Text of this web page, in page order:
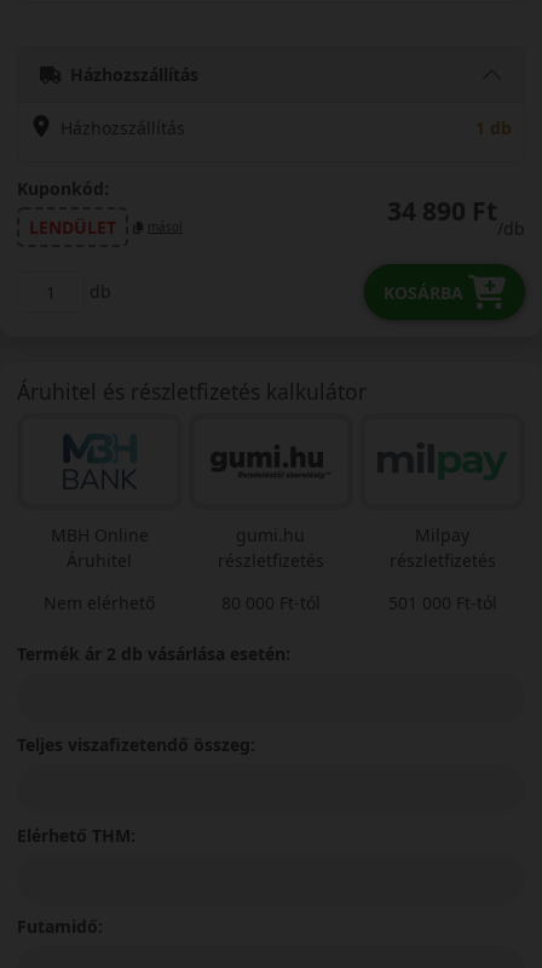
Házhozszállítás
Házhozszállítás 1 db
Kuponkód:
LENDÜLET
másol 34 890 Ft
/db
db KOSÁRBA
Áruhitel és részletfizetés kalkulátor
MBH Online
Áruhitel
Nem elérhető
gumi.hu
részletfizetés
80 000 Ft-tól
Milpay
részletfizetés
501 000 Ft-tól
Termék ár 2 db vásárlása esetén:
Teljes viszafizetendő összeg:
Elérhető THM:
Futamidő: